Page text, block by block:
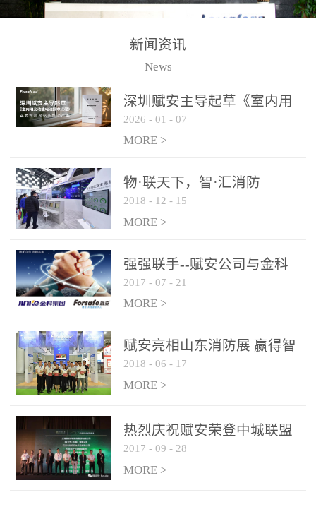
间等，其建筑结构特殊、
火灾隐患多。一旦发生火
传统的火灾关测器无法被
及时缺发，不能及早发现
和有效扑救火火，这不仅
力和闲难，同时也将造成
巨大的经济损失和社会影
响，基至还会造成人员伤
亡。图像型火灾探测器正
是针对这种高大空间建筑
物的消防设施、设备通过
现场图像的实时获取、预
处理和特征提取分析，实
现火焰的跟踪和识别。能
更早的进行预警，达到早
报早防的效果。 系统构
成示意图： 图像型火灾
和监控端两大部分组成。
两者之间通过以太网相
联，一台监控主机最多可
等多项专利技术和专有技
警领域三十多年技术积累
和工程实践的结晶。
新闻资讯
News
深圳赋安主导起草《室内用
光动能电池技术规程》 正式
布局光伏新能源产业
2026 - 01 - 07
MORE >
物·联天下，智·汇消防——
赋安F&S 2018上海消防展圆
满落幕
2018 - 12 - 15
MORE >
强强联手--赋安公司与金科
集团达成战略合作协议
2017 - 07 - 21
MORE >
赋安亮相山东消防展 赢得智
慧消防新荣耀
2018 - 06 - 17
MORE >
热烈庆祝赋安荣登中城联盟
联合采购战略合作平台
2017 - 09 - 28
MORE >